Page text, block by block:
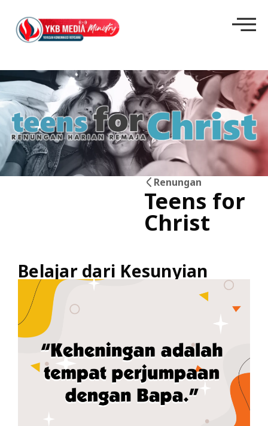
Renungan
Teens for
Christ
Belajar dari Kesunyian